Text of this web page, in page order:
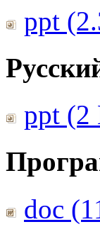
ppt
ppt (2
doc